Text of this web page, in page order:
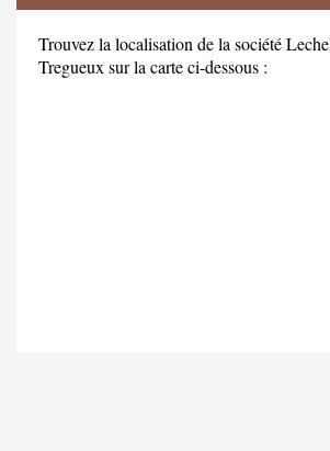
Trouvez la localisation de la société
Tregueux sur la carte ci-dessous :